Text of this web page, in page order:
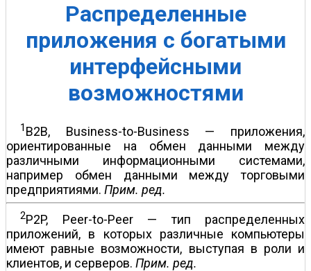
Распределенные
приложения с богатыми
интерфейсными
возможностями
1B2B, Business-to-Business — приложения,
ориентированные на обмен данными между
различными информационными системами,
например обмен данными между торговыми
предприятиями. Прим. ред.
2P2P, Peer-to-Peer — тип распределенных
приложений, в которых различные компьютеры
имеют равные возможности, выступая в роли и
клиентов, и серверов. Прим. ред.